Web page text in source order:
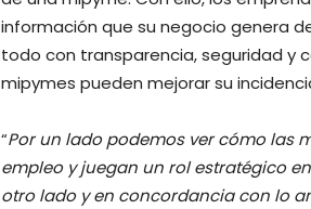
información que su negocio genera
todo con transparencia, seguridad y
mipymes pueden mejorar su
“Por un lado podemos ver cómo las
empleo y juegan un rol estratégico
otro lado y en concordancia con lo